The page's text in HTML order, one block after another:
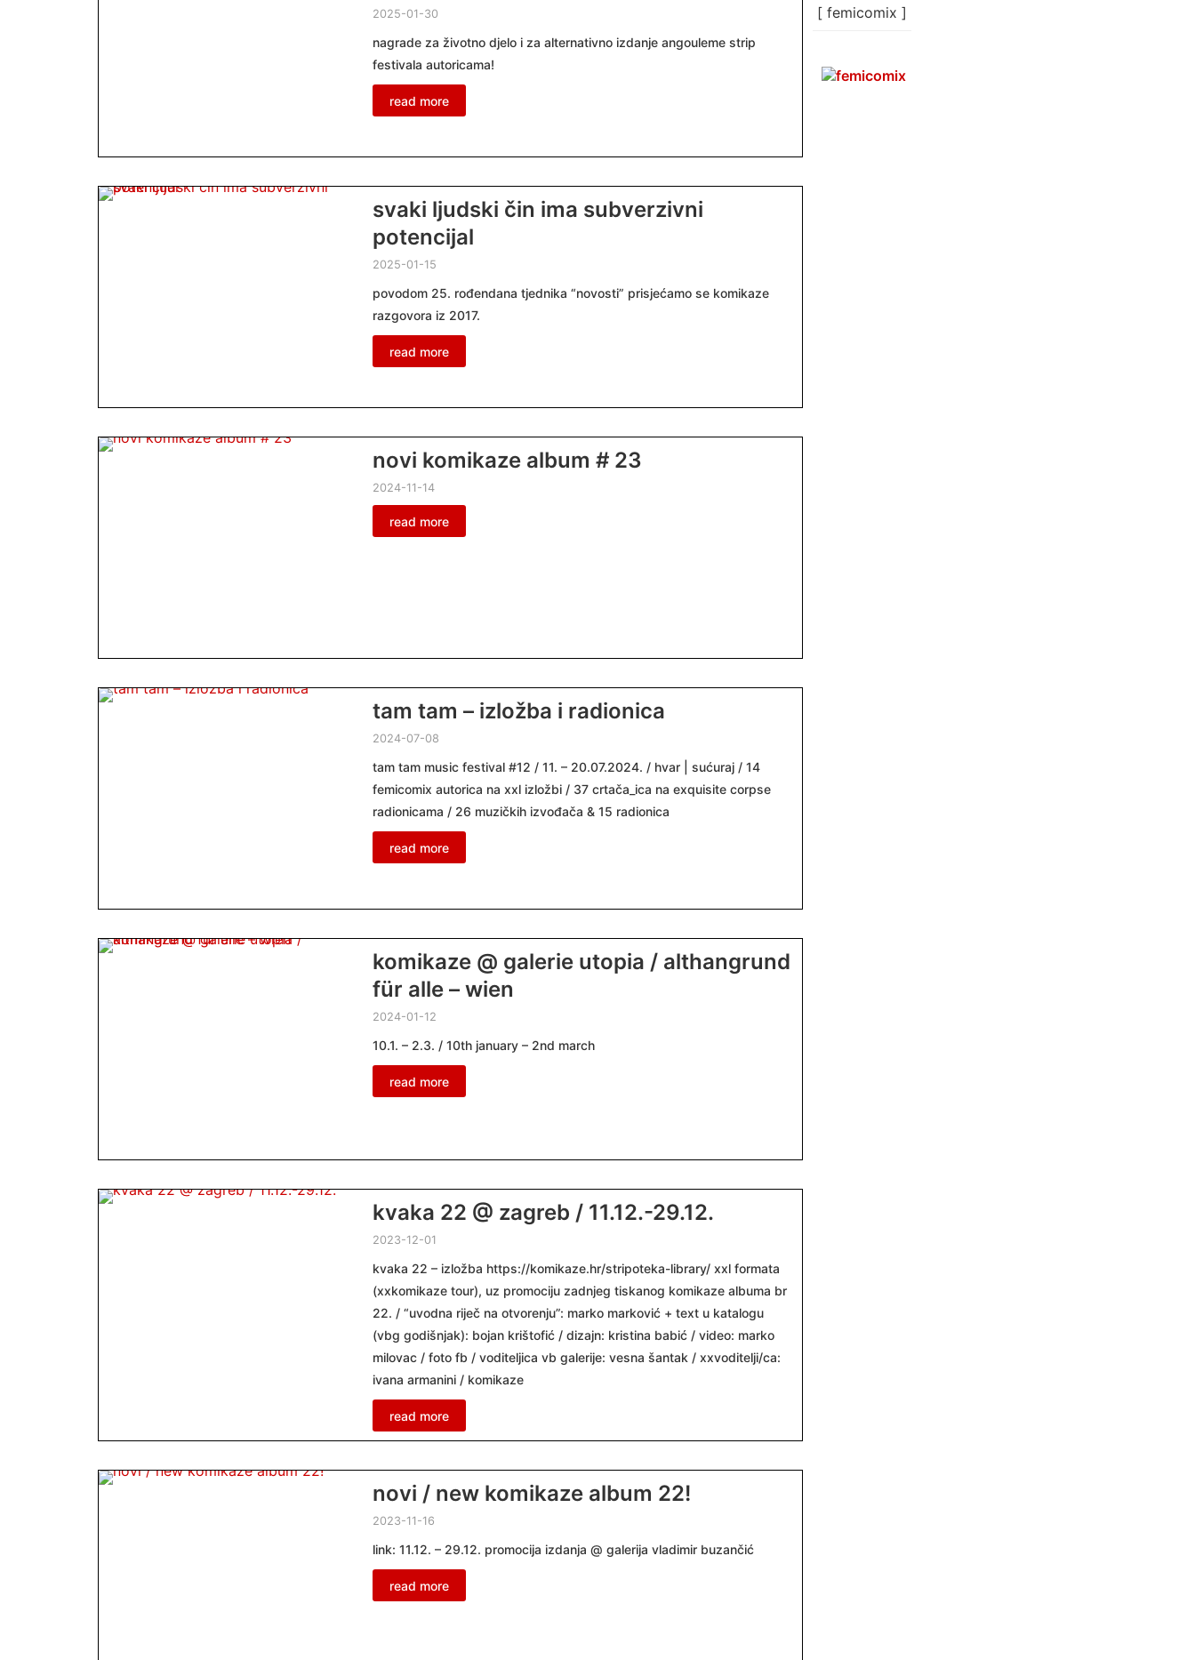
2025-01-30
nagrade za životno djelo i za alternativno izdanje angouleme strip
festivala autoricama!
read more
svaki ljudski čin ima subverzivni
potencijal
2025-01-15
povodom 25. rođendana tjednika “novosti” prisjećamo se komikaze
razgovora iz 2017.
read more
novi komikaze album # 23
2024-11-14
read more
tam tam – izložba i radionica
2024-07-08
tam tam music festival #12 / 11. – 20.07.2024. / hvar | sućuraj / 14
femicomix autorica na xxl izložbi / 37 crtača_ica na exquisite corpse
radionicama / 26 muzičkih izvođača & 15 radionica
read more
komikaze @ galerie utopia / althangrund
für alle – wien
2024-01-12
10.1. – 2.3. / 10th january – 2nd march
read more
kvaka 22 @ zagreb / 11.12.-29.12.
2023-12-01
kvaka 22 – izložba https://komikaze.hr/stripoteka-library/ xxl formata
(xxkomikaze tour), uz promociju zadnjeg tiskanog komikaze albuma br
22. / “uvodna riječ na otvorenju”: marko marković + text u katalogu
(vbg godišnjak): bojan krištofić / dizajn: kristina babić / video: marko
milovac / foto fb / voditeljica vb galerije: vesna šantak / xxvoditelji/ca:
ivana armanini / komikaze
read more
novi / new komikaze album 22!
2023-11-16
link: 11.12. – 29.12. promocija izdanja @ galerija vladimir buzančić
read more
[ femicomix ]